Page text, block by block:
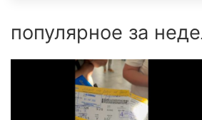
популярное за